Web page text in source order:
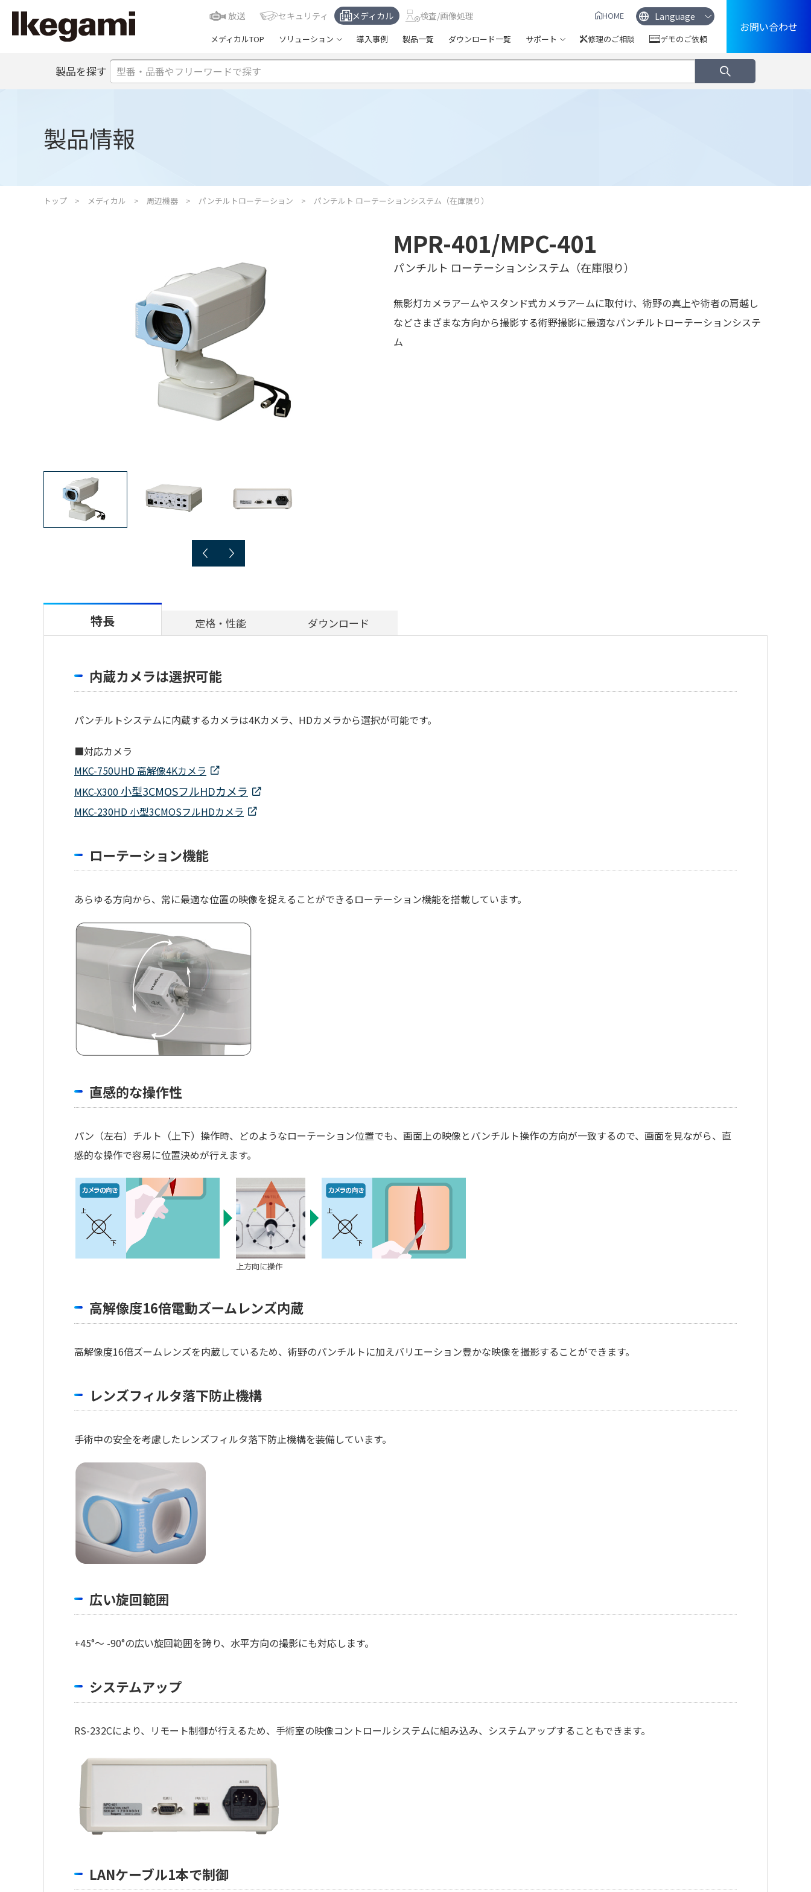
放送 セキュリティ メディカル 検査/画像処理 HOME
お問い合わせ
メディカルTOP ソリューション 導入事例 製品一覧 ダウンロード一覧 サポート 修理のご相談 デモのご依頼
製品を探す
製品情報
トップ メディカル 周辺機器 パンチルトローテーション パンチルト ローテーションシステム（在庫限り）
MPR-401/MPC-401
パンチルト ローテーションシステム（在庫限り）
無影灯カメラアームやスタンド式カメラアームに取付け、術野の真上や術者の肩越し
などさまざまな方向から撮影する術野撮影に最適なパンチルトローテーションシステ
ム
特長 定格・性能 ダウンロード
内蔵カメラは選択可能
パンチルトシステムに内蔵するカメラは4Kカメラ、HDカメラから選択が可能です。
■対応カメラ
MKC-750UHD 高解像4Kカメラ
MKC-X300 小型3CMOSフルHDカメラ
MKC-230HD 小型3CMOSフルHDカメラ
ローテーション機能
あらゆる方向から、常に最適な位置の映像を捉えることができるローテーション機能を搭載しています。
直感的な操作性
パン（左右）チルト（上下）操作時、どのようなローテーション位置でも、画面上の映像とパンチルト操作の方向が一致するので、画面を見ながら、直
感的な操作で容易に位置決めが行えます。
高解像度16倍電動ズームレンズ内蔵
高解像度16倍ズームレンズを内蔵しているため、術野のパンチルトに加えバリエーション豊かな映像を撮影することができます。
レンズフィルタ落下防止機構
手術中の安全を考慮したレンズフィルタ落下防止機構を装備しています。
広い旋回範囲
+45°～ -90°の広い旋回範囲を誇り、水平方向の撮影にも対応します。
システムアップ
RS-232Cにより、リモート制御が行えるため、手術室の映像コントロールシステムに組み込み、システムアップすることもできます。
LANケーブル1本で制御